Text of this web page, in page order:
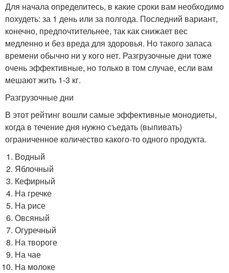
Для начала определитесь, в какие сроки вам необходимо
похудеть: за 1 день или за полгода. Последний вариант,
конечно, предпочтительнее, так как снижает вес
медленно и без вреда для здоровья. Но такого запаса
времени обычно ни у кого нет. Разгрузочные дни тоже
очень эффективные, но только в том случае, если вам
мешают жить 1-3 кг.
Разгрузочные дни
В этот рейтинг вошли самые эффективные монодиеты,
когда в течение дня нужно съедать (выпивать)
ограниченное количество какого-то одного продукта.
Водный
Яблочный
Кефирный
На гречке
На рисе
Овсяный
Огуречный
На твороге
На чае
На молоке